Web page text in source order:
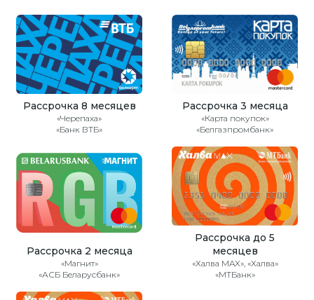
Рассрочка 8 месяцев
«Черепаха»
«Банк ВТБ»
Рассрочка 3 месяца
«Карта покупок»
«Белгазпромбанк»
Рассрочка 2 месяца
«Магнит»
«АСБ Беларусбанк»
Рассрочка до 5
месяцев
«Халва MAX», «Халва»
«МТБанк»